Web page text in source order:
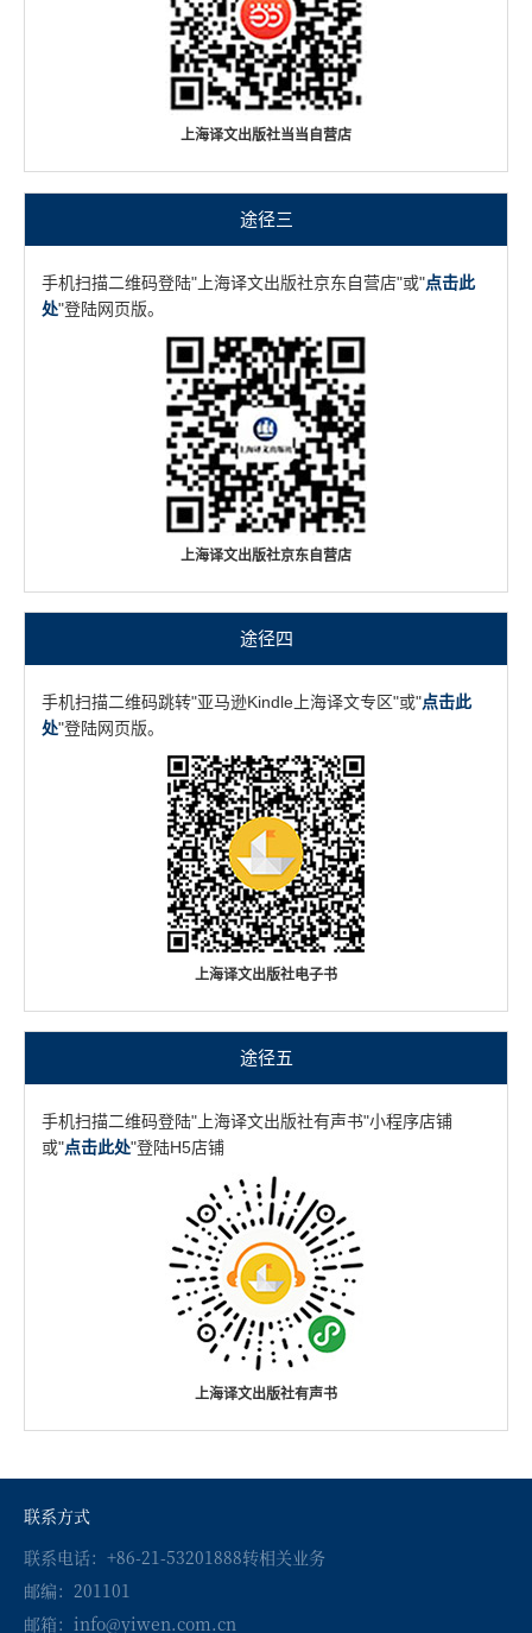
上海译文出版社当当自营店
途径三
手机扫描二维码登陆"上海译文出版社京东自营店"或"点击此
处"登陆网页版。
上海译文出版社京东自营店
途径四
手机扫描二维码跳转"亚马逊Kindle上海译文专区"或"点击此
处"登陆网页版。
上海译文出版社电子书
途径五
手机扫描二维码登陆"上海译文出版社有声书"小程序店铺
或"点击此处"登陆H5店铺
上海译文出版社有声书
联系方式
联系电话：+86-21-53201888转相关业务
邮编：201101
邮箱：info@yiwen.com.cn